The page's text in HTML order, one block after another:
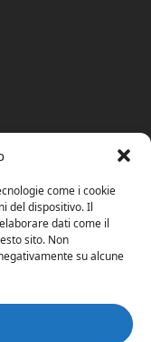
come i cookie
del dispositivo. Il
dati come il
sito. Non
su alcune